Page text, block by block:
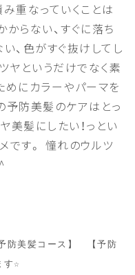
重なっていくことは
らない、すぐに落ち
、色がすぐ抜けしてし
ヤというだけでなく素
めにカラーやパーマを
予防美髪のケアはとっ
美髪にしたい！っとい
です。 憧れのウルツ
防美髪コース】　【予防
す☆